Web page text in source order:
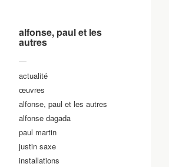
alfonse, paul et les
autres
—
actualité
œuvres
alfonse, paul et les autres
alfonse dagada
paul martin
justin saxe
installations